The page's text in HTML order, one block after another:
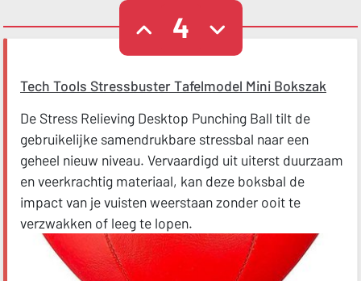
4
Tech Tools Stressbuster Tafelmodel Mini Bokszak
De Stress Relieving Desktop Punching Ball tilt de
gebruikelijke samendrukbare stressbal naar een
geheel nieuw niveau. Vervaardigd uit uiterst duurzaam
en veerkrachtig materiaal, kan deze boksbal de
impact van je vuisten weerstaan zonder ooit te
verzwakken of leeg te lopen.